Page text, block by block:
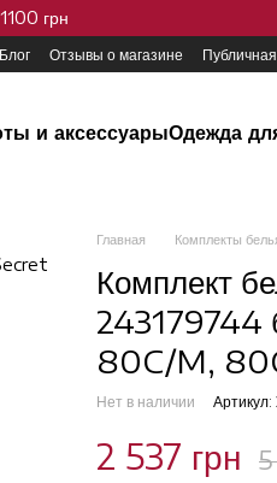
грн
Блог Отзывы о магазине
и аксессуарыОдежда
Главная Комплекты
Комплект
243179744
80C/M,
Нет в наличии
2 537 грн